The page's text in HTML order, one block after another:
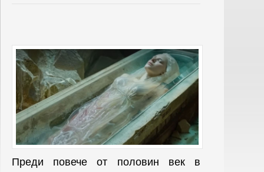
Преди повече от половин век в